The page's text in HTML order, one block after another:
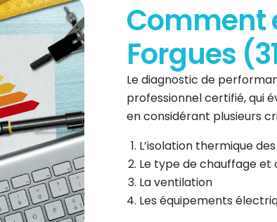
Comment
Forgues
Le diagnostic de
professionnel certifié, qui
en considérant plusieurs
L’isolation thermique
Le type de chauffage et
La ventilation
Les équipements